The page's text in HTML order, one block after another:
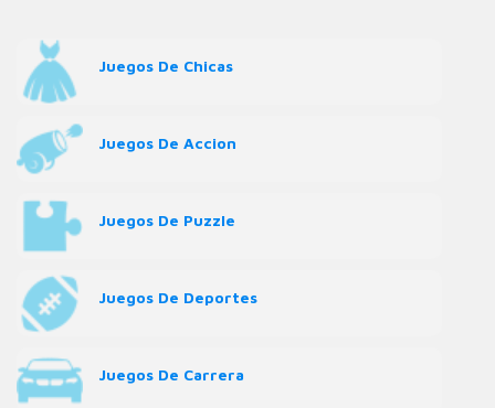
Juegos De Chicas
Juegos De Accion
Juegos De Puzzle
Juegos De Deportes
Juegos De Carrera